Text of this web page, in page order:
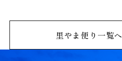
里やま便り一覧へ